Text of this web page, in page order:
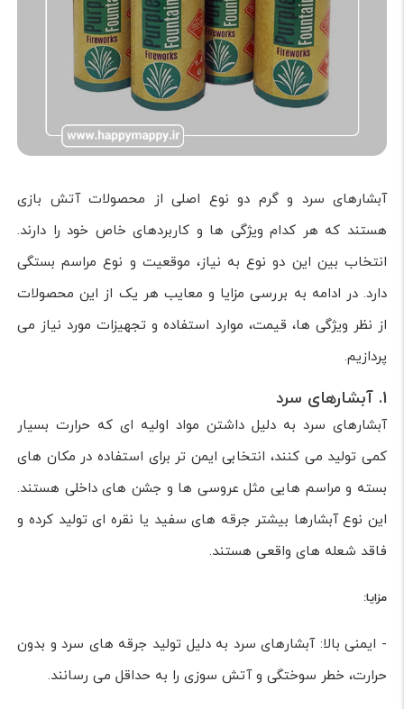
آبشارهای سرد و گرم دو نوع اصلی از محصولات آتش بازی
هستند که هر کدام ویژگی ها و کاربردهای خاص خود را دارند.
انتخاب بین این دو نوع به نیاز، موقعیت و نوع مراسم بستگی
دارد. در ادامه به بررسی مزایا و معایب هر یک از این محصولات
از نظر ویژگی ها، قیمت، موارد استفاده و تجهیزات مورد نیاز می
پردازیم.
1. آبشارهای سرد
آبشارهای سرد به دلیل داشتن مواد اولیه ای که حرارت بسیار
کمی تولید می کنند، انتخابی ایمن تر برای استفاده در مکان های
بسته و مراسم هایی مثل عروسی ها و جشن های داخلی هستند.
این نوع آبشارها بیشتر جرقه های سفید یا نقره ای تولید کرده و
فاقد شعله های واقعی هستند.
مزایا:
- ایمنی بالا: آبشارهای سرد به دلیل تولید جرقه های سرد و بدون
حرارت، خطر سوختگی و آتش سوزی را به حداقل می رسانند.